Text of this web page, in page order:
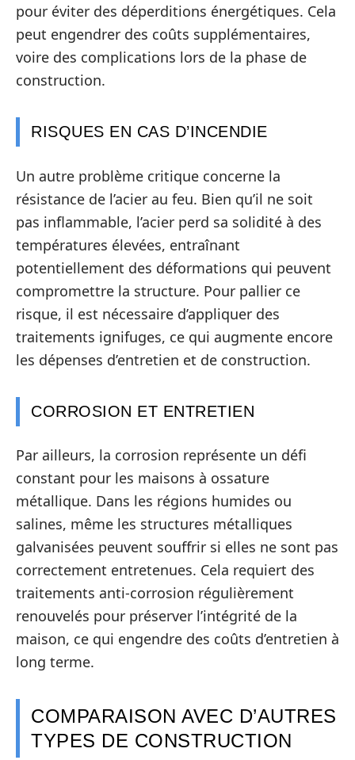
pour éviter des déperditions énergétiques. Cela
peut engendrer des coûts supplémentaires,
voire des complications lors de la phase de
construction.
RISQUES EN CAS D’INCENDIE
Un autre problème critique concerne la
résistance de l’acier au feu. Bien qu’il ne soit
pas inflammable, l’acier perd sa solidité à des
températures élevées, entraînant
potentiellement des déformations qui peuvent
compromettre la structure. Pour pallier ce
risque, il est nécessaire d’appliquer des
traitements ignifuges, ce qui augmente encore
les dépenses d’entretien et de construction.
CORROSION ET ENTRETIEN
Par ailleurs, la corrosion représente un défi
constant pour les maisons à ossature
métallique. Dans les régions humides ou
salines, même les structures métalliques
galvanisées peuvent souffrir si elles ne sont pas
correctement entretenues. Cela requiert des
traitements anti-corrosion régulièrement
renouvelés pour préserver l’intégrité de la
maison, ce qui engendre des coûts d’entretien à
long terme.
COMPARAISON AVEC D’AUTRES
TYPES DE CONSTRUCTION